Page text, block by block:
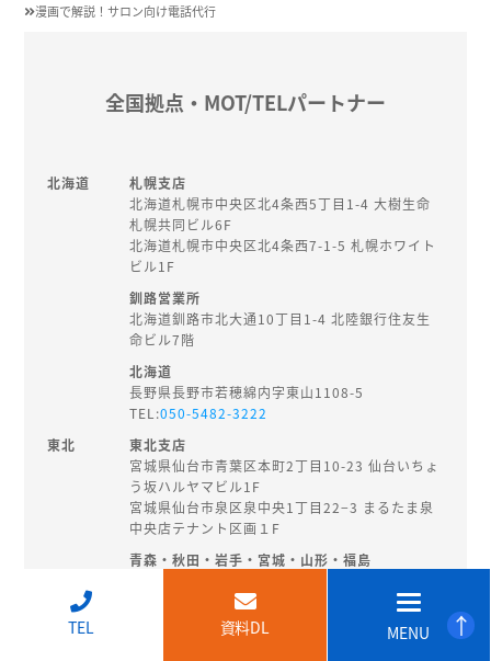
↑
漫画で解説！サロン向け電話代行
全国拠点・MOT/TELパートナー
北海道
札幌支店
北海道札幌市中央区北4条西5丁目1-4 大樹生命
札幌共同ビル6F
北海道札幌市中央区北4条西7-1-5 札幌ホワイト
ビル1F
釧路営業所
北海道釧路市北大通10丁目1-4 北陸銀行住友生
命ビル7階
北海道
長野県長野市若穂綿内字東山1108-5
TEL:050-5482-3222
東北
東北支店
宮城県仙台市青葉区本町2丁目10-23 仙台いちょ
う坂ハルヤマビル1F
宮城県仙台市泉区泉中央1丁目22−3 まるたま泉
中央店テナント区画１F
青森・秋田・岩手・宮城・山形・福島
018-874-8202
北陸・
TEL 資料DL MENU